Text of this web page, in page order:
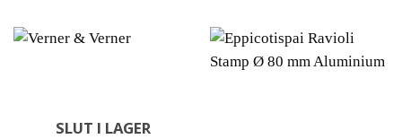
SLUT I LAGER